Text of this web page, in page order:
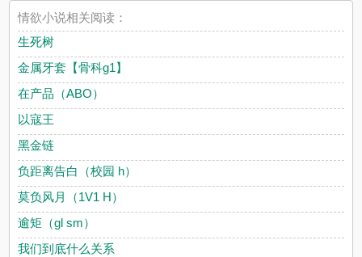
情欲小说相关阅读：
生死树
金属牙套【骨科g1】
在产品（ABO）
以寇王
黑金链
负距离告白（校园 h）
莫负风月（1V1 H）
逾矩（gl sm）
我们到底什么关系